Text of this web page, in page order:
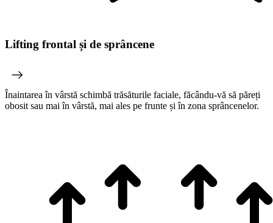
Lifting frontal și de sprâncene
Înaintarea în vârstă schimbă trăsăturile faciale, făcându-vă să păreți
obosit sau mai în vârstă, mai ales pe frunte și în zona sprâncenelor.